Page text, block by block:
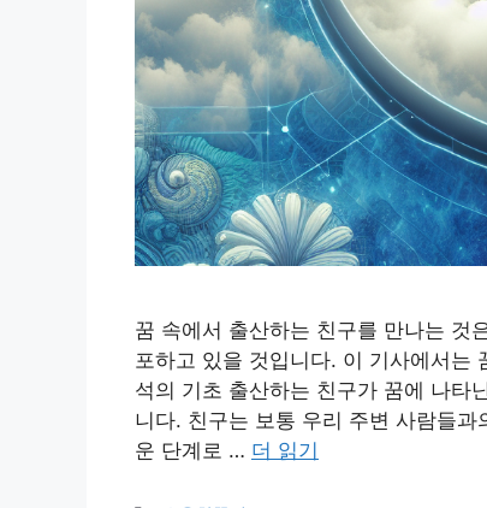
꿈 속에서 출산하는 친구를 만나는 것
포하고 있을 것입니다. 이 기사에서는
석의 기초 출산하는 친구가 꿈에 나타
니다. 친구는 보통 우리 주변 사람들
운 단계로 … 더 읽기